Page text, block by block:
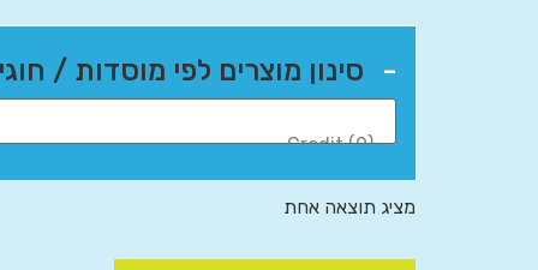
סינון מוצרים לפי מוסדות / -
מציג תוצאה אחת